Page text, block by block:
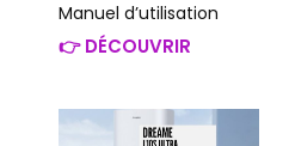
Manuel d’utilisation
👉 DÉCOUVRIR